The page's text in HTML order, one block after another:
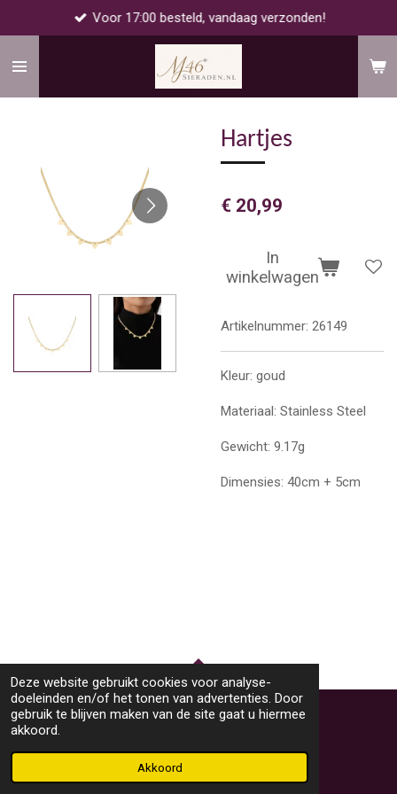
Deze website gebruikt cookies voor analyse-
doeleinden en/of het tonen van advertenties. Door
gebruik te blijven maken van de site gaat u hiermee
akkoord.
Akkoord
naar
Voor 17:00 besteld, vandaag verzonden!
Hartjes
€ 20,99
In
winkelwagen
Artikelnummer: 26149
Kleur: goud
Materiaal: Stainless Steel
Gewicht: 9.17g
Dimensies: 40cm + 5cm
TOP